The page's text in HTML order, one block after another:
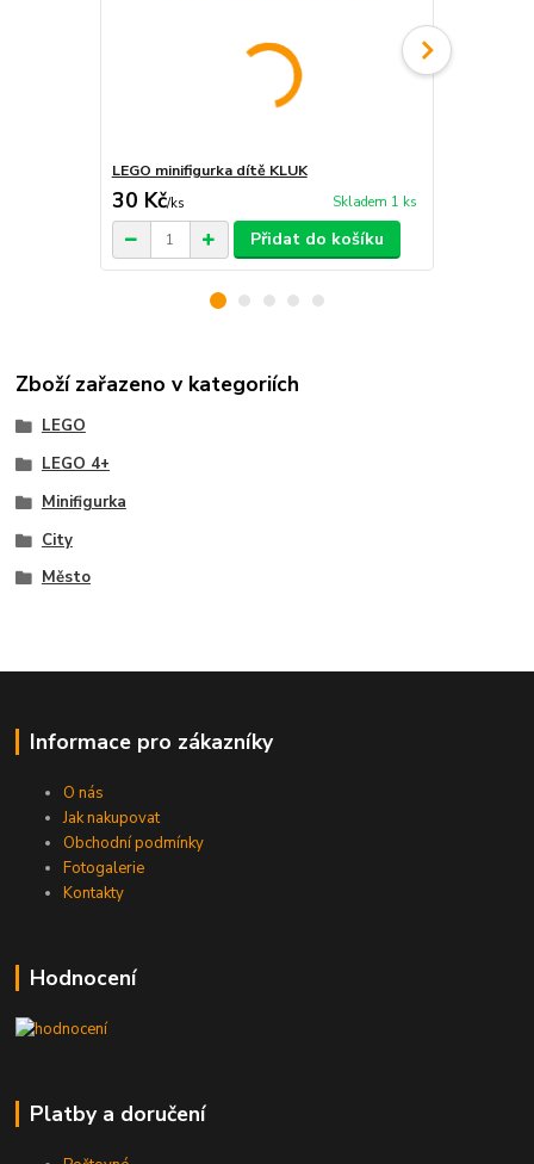
LEGO minifigurka dítě KLUK
30 Kč/ks Skladem 1 ks
Přidat do košíku
Zboží zařazeno v kategoriích
LEGO
LEGO 4+
Minifigurka
City
Město
Informace pro zákazníky
O nás
Jak nakupovat
Obchodní podmínky
Fotogalerie
Kontakty
Hodnocení
Platby a doručení